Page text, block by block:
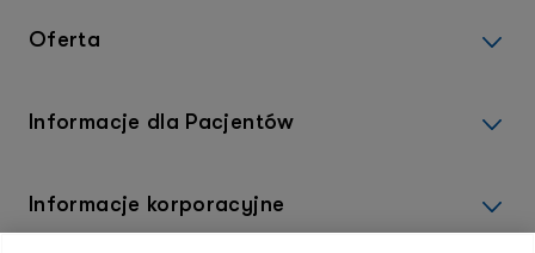
Oferta
Informacje dla Pacjentów
Informacje korporacyjne